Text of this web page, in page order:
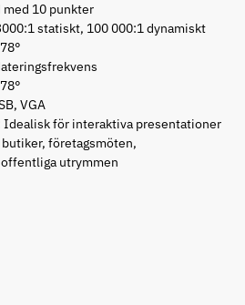
10 punkter
statiskt, 100 000:1 dynamiskt
VGA
Idealisk för interaktiva presentationer
företagsmöten,
utrymmen